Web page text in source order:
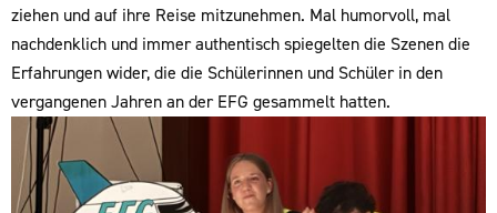
ziehen und auf ihre Reise mitzunehmen. Mal humorvoll, mal
nachdenklich und immer authentisch spiegelten die Szenen die
Erfahrungen wider, die die Schülerinnen und Schüler in den
vergangenen Jahren an der EFG gesammelt hatten.